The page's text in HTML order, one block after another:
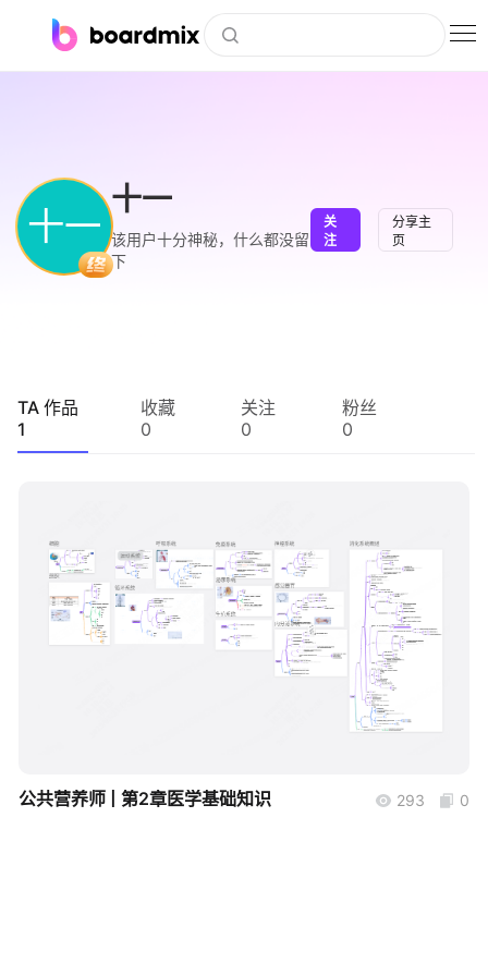
下载
会员
企业服务
十一
十一
该用户十分神秘，什么都没留
下
关
注
分享主
页
TA 作品
1
收藏
0
关注
0
粉丝
0
boardmix
公共营养师 | 第2章医学基础知识 293 0